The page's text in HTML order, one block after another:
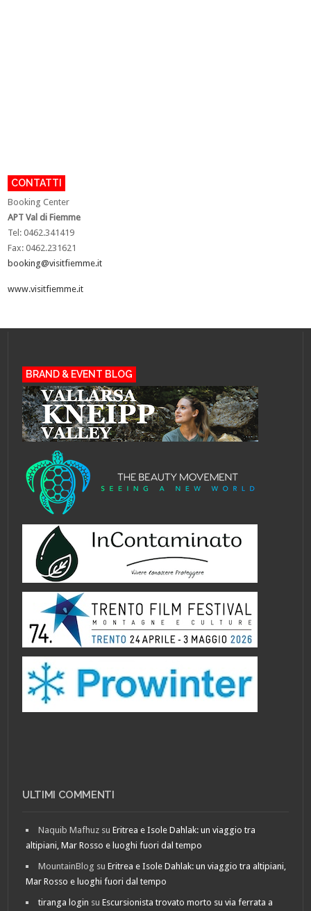
CONTATTI
Booking Center
APT Val di Fiemme
Tel: 0462.341419
Fax: 0462.231621
booking@visitfiemme.it
www.visitfiemme.it
BRAND & EVENT BLOG
ULTIMI COMMENTI
Naquib Mafhuz suEritrea e Isole Dahlak: un viaggio tra
altipiani, Mar Rosso e luoghi fuori dal tempo
MountainBlog suEritrea e Isole Dahlak: un viaggio tra altipiani,
Mar Rosso e luoghi fuori dal tempo
tiranga login suEscursionista trovato morto su via ferrata a